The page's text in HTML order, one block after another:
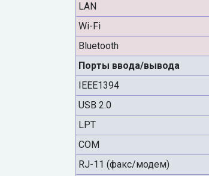
LAN
Wi-Fi
Bluetooth
Порты ввода/вывода
IEEE1394
USB 2.0
LPT
COM
RJ-11 (факс/модем)